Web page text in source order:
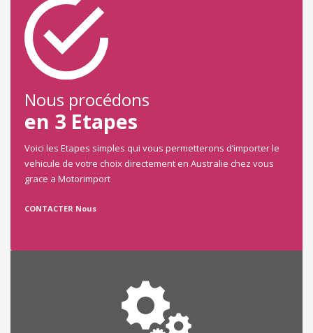
Nous procédons
en 3 Etapes
Voici les Etapes simples qui vous permetterons d’importer le
vehicule de votre choix directement en Australie chez vous
grace a Motorimport
CONTACTER Nous